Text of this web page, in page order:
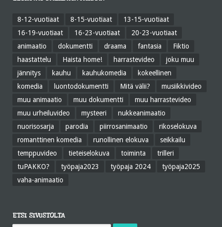
8-12-vuotiaat 8-15-vuotiaat
13-15-vuotiaat
16-19-vuotiaat
16-23-vuotiaat
20-23-vuotiaat
animaatio
dokumentti draama fantasia
Fiktio
haastattelu
Haista home! harrastevideo
joku muu
jännitys
kauhu kauhukomedia
kokeellinen
komedia
luontodokumentti Mitä välii?
musiikkivideo
muu animaatio
muu dokumentti
muu harrastevideo
muu urheiluvideo
mysteeri
nukkeanimaatio
nuorisosarja
parodia piirrosanimaatio
rikoselokuva
romanttinen komedia
runollinen elokuva
seikkailu
temppuvideo
tieteiselokuva toiminta
trilleri
tuPAKKO?
työpaja2023 työpaja 2024
työpaja2025
vaha-animaatio
ETSI SIVUSTOLTA